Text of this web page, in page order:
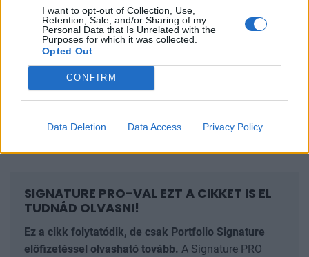
I want to opt-out of Collection, Use,
Retention, Sale, and/or Sharing of my
Personal Data that Is Unrelated with the
Purposes for which it was collected.
Opted Out
CONFIRM
Data Deletion Data Access Privacy Policy
közelebb hozhatják hozzánk a vírust. Az biztos, hogy
a H5N1 madárinfluenza az elmúlt évtizedekben
sosem jutott ilyen messzire eredeti madár gazdáitól,
és sosem jelent meg ilyen mértékben emlősökben.
Ugyan jelenleg főként állategészségügyi
is maradjon, és ne jusson át emberekre.
SIGNATURE PRO-VAL EZT A CIKKET IS EL
TUDNÁD OLVASNI!
Ez a cikk folytatódik, de csak Portfolio Signature
előfizetéssel olvasható tovább. A Signature PRO